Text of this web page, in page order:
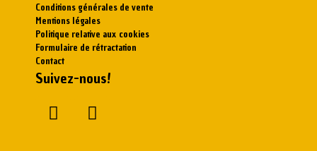
Conditions générales de vente
Mentions légales
Politique relative aux cookies
Formulaire de rétractation
Contact
Suivez-nous!